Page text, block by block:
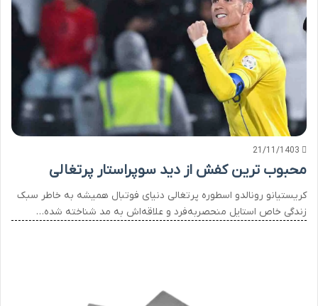
21/11/1403
محبوب ترین کفش از دید سوپراستار پرتغالی
کریستیانو رونالدو اسطوره پرتغالی دنیای فوتبال همیشه به خاطر سبک
زندگی خاص استایل منحصربه‌فرد و علاقه‌اش به مد شناخته شده…